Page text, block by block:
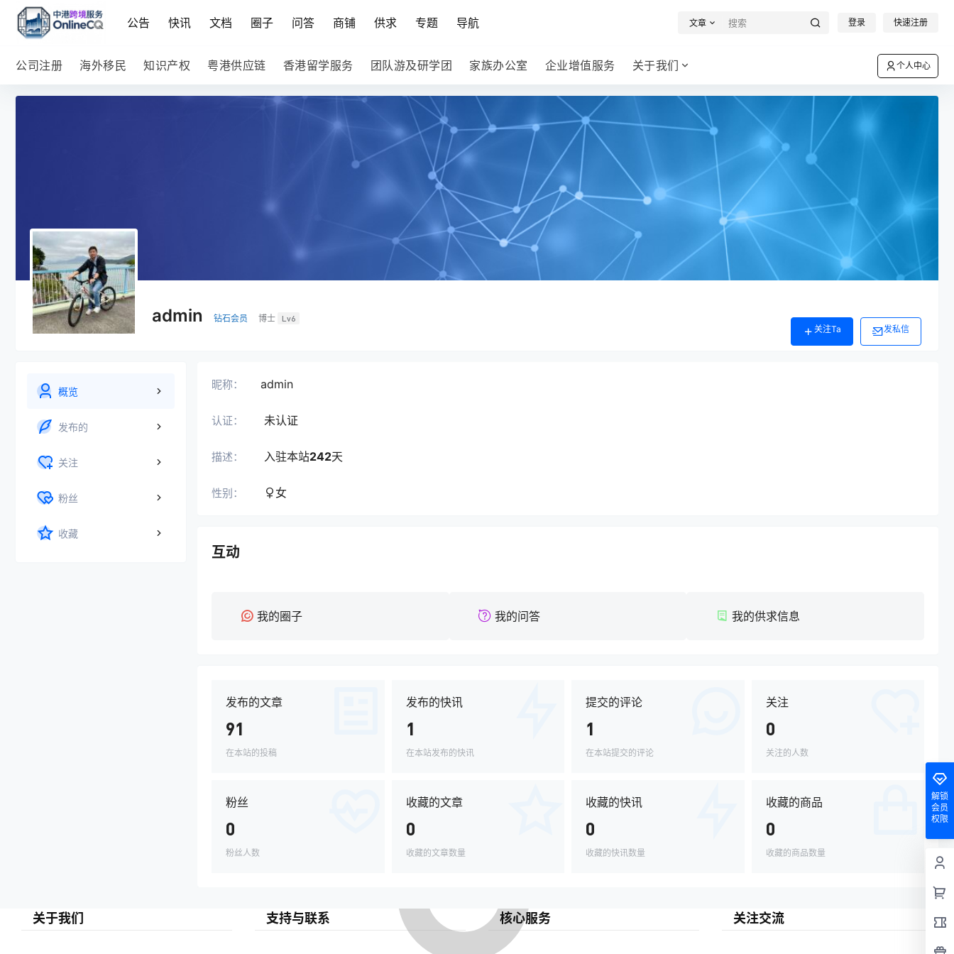
公告 快讯 文档 圈子 问答 商铺 供求 专题 导航 文章 登录 快速注册
公司注册 海外移民 知识产权 粤港供应链 香港留学服务 团队游及研学团 家族办公室 企业增值服务 关于我们 个人中心
admin 钻石会员 博士 Lv6
关注Ta
发私信
概览
发布的
关注
粉丝
收藏
昵称： admin
认证： 未认证
描述： 入驻本站242天
性别： 女
互动
我的圈子 我的问答 我的供求信息
发布的文章
91
在本站的投稿
发布的快讯
1
在本站发布的快讯
提交的评论
1
在本站提交的评论
关注
0
关注的人数
粉丝
0
粉丝人数
收藏的文章
0
收藏的文章数量
收藏的快讯
0
收藏的快讯数量
收藏的商品
0
收藏的商品数量
解锁
会员
权限
关于我们 支持与联系 核心服务 关注交流